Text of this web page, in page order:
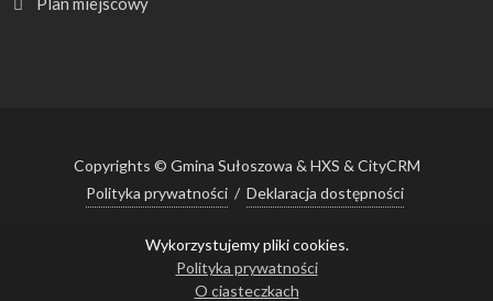
Copyrights © Gmina Sułoszowa & HXS & CityCRM
Polityka prywatności / Deklaracja dostępności
gmina@suloszowa.pl · (+48 12) 389 60 28
Wykorzystujemy pliki cookies.
Polityka prywatności
O ciasteczkach